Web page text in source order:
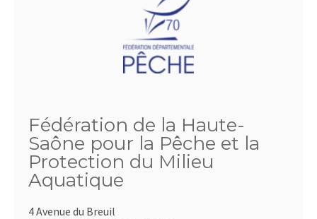
Fédération de la Haute-
Saône pour la Pêche et la
Protection du Milieu
Aquatique
4 Avenue du Breuil